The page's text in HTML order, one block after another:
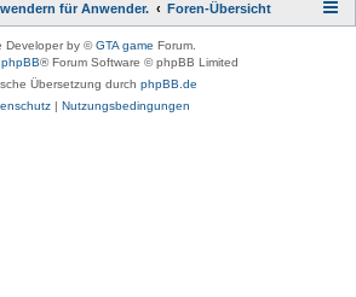
für Anwender. Foren-Übersicht
Developer by ©GTA game Forum.
phpBB® Forum Software © phpBB Limited
Übersetzung durch phpBB.de
| Nutzungsbedingungen